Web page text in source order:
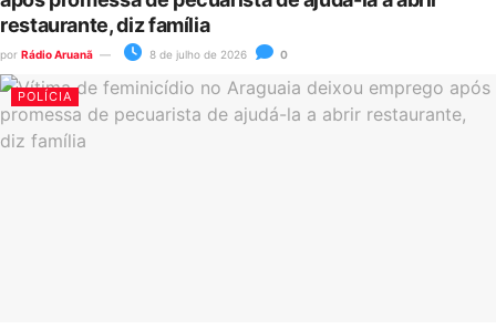
restaurante, diz família
por Rádio Aruanã 8 de julho de 2026 0
POLÍCIA